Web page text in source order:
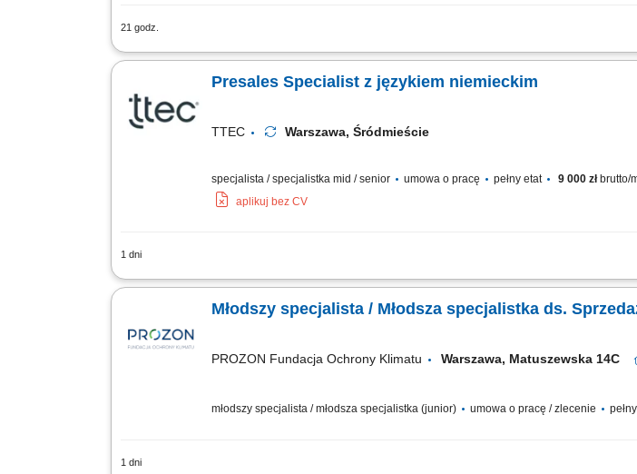
21 godz.
Zadania: Pozyskiwanie nowych partnerów biznesowych w branżach produkcyjnych
Presales Specialist z językiem niemieckim
TTEC Warszawa, Śródmieście
specjalista / specjalistka mid / senior umowa o pracę pełny etat 9 000 złbrutto/
aplikuj bez CV
1 dni
As a Sales Representative (Presales) with German – Hybrid, working on site in
Młodszy specjalista / Młodsza specjalistka ds.
PROZON Fundacja Ochrony Klimatu Warszawa, Matuszewska 14C
młodszy specjalista / młodsza specjalistka (junior) umowa o pracę / zlecenie
1 dni